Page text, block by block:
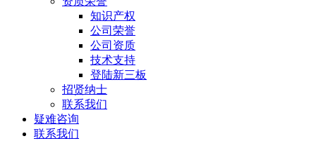
知识产权
公司荣誉
公司资质
技术支持
登陆新三板
招贤纳士
联系我们
疑难咨询
联系我们